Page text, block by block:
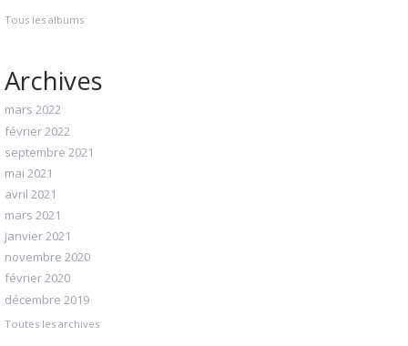
Tous les albums
Archives
mars 2022
février 2022
septembre 2021
mai 2021
avril 2021
mars 2021
janvier 2021
novembre 2020
février 2020
décembre 2019
Toutes les archives